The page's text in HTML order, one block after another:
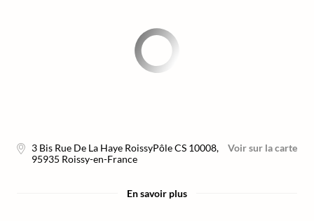
3 Bis Rue De La Haye RoissyPôle CS 10008,
95935 Roissy-en-France
Voir sur la carte
En savoir plus